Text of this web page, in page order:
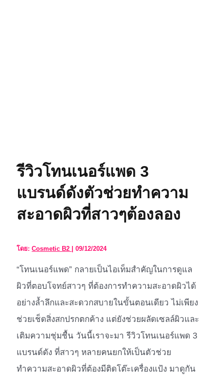
รีวิวโทนเนอร์แพด 3
แบรนด์ดังตัวช่วยทำความ
สะอาดผิวที่สาวๆต้องลอง
โดย:Cosmetic B2 |09/12/2024
“โทนเนอร์แพด” กลายเป็นไอเท็มสำคัญในการดูแล
ผิวที่ตอบโจทย์สาวๆ ที่ต้องการทำความสะอาดผิวได้
อย่างล้ำลึกและสะดวกสบายในขั้นตอนเดียว ไม่เพียง
ช่วยเช็ดสิ่งสกปรกตกค้าง แต่ยังช่วยผลัดเซลล์ผิวและ
เติมความชุ่มชื้น วันนี้เราจะมา รีวิวโทนเนอร์แพด 3
แบรนด์ดัง ที่สาวๆ หลายคนยกให้เป็นตัวช่วย
ทำความสะอาดผิวที่ต้องมีติดโต๊ะเครื่องแป้ง มาดูกัน